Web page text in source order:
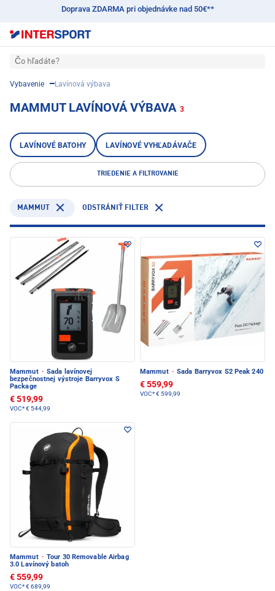
Doprava ZDARMA pri objednávke nad 50€**
Čo hľadáte?
Vybavenie Lavínová výbava
MAMMUT LAVÍNOVÁ VÝBAVA 3
LAVÍNOVÉ BATOHY LAVÍNOVÉ VYHĽADÁVAČE
TRIEDENIE A FILTROVANIE
MAMMUT ODSTRÁNIŤ FILTER
Mammut · Sada lavínovej
bezpečnostnej výstroje Barryvox S
Package
€ 519,99
VOC*€ 544,99
Mammut · Sada Barryvox S2 Peak 240
€ 559,99
VOC*€ 599,99
Mammut · Tour 30 Removable Airbag
3.0 Lavínový batoh
€ 559,99
VOC*€ 689,99